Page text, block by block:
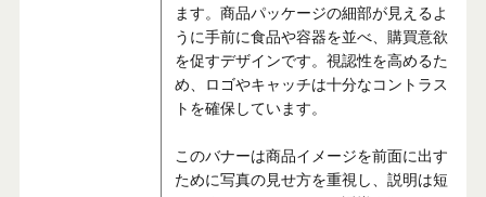
ます。商品パッケージの細部が見えるよ
うに手前に食品や容器を並べ、購買意欲
を促すデザインです。視認性を高めるた
め、ロゴやキャッチは十分なコントラス
トを確保しています。
このバナーは商品イメージを前面に出す
ために写真の見せ方を重視し、説明は短